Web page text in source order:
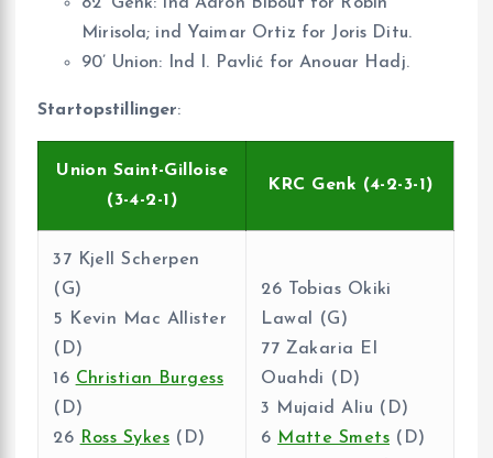
Mirisola; ind Yaimar Ortiz for Joris Ditu.
90’ Union: Ind I. Pavlić for Anouar Hadj.
Startopstillinger:
Union Saint-Gilloise
(3-4-2-1)
KRC Genk (4-2-3-1)
37 Kjell Scherpen
(G)
5 Kevin Mac Allister
(D)
16 Christian Burgess
(D)
26 Ross Sykes (D)
26 Tobias Okiki
Lawal (G)
77 Zakaria El
Ouahdi (D)
3 Mujaid Aliu (D)
6 Matte Smets (D)